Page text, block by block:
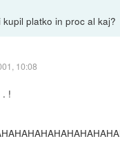
platko in proc al kaj?
10:08
. !